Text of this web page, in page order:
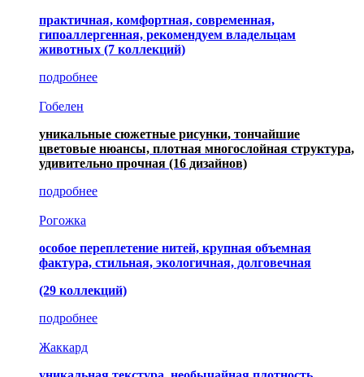
практичная, комфортная, современная,
гипоаллергенная, рекомендуем владельцам
животных (7 коллекций)
подробнее
Гобелен
уникальные сюжетные рисунки, тончайшие
цветовые нюансы, плотная многослойная структура,
удивительно прочная (16 дизайнов)
подробнее
Рогожка
особое переплетение нитей, крупная объемная
фактура, стильная, экологичная, долговечная
(29 коллекций)
подробнее
Жаккард